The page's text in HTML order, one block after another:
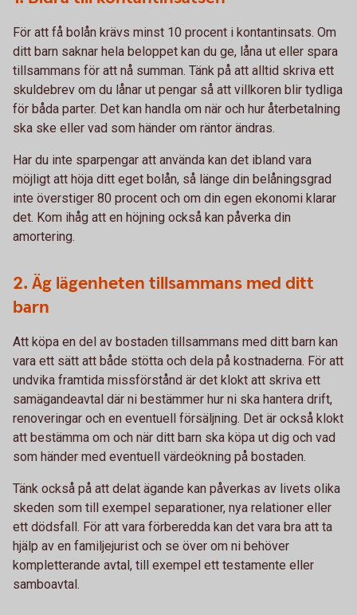
För att få bolån krävs minst 10 procent i kontantinsats. Om
ditt barn saknar hela beloppet kan du ge, låna ut eller spara
tillsammans för att nå summan. Tänk på att alltid skriva ett
skuldebrev om du lånar ut pengar så att villkoren blir tydliga
för båda parter. Det kan handla om när och hur återbetalning
ska ske eller vad som händer om räntor ändras.
Har du inte sparpengar att använda kan det ibland vara
möjligt att höja ditt eget bolån, så länge din belåningsgrad
inte överstiger 80 procent och om din egen ekonomi klarar
det. Kom ihåg att en höjning också kan påverka din
amortering.
2. Äg lägenheten tillsammans med ditt
barn
Att köpa en del av bostaden tillsammans med ditt barn kan
vara ett sätt att både stötta och dela på kostnaderna. För att
undvika framtida missförstånd är det klokt att skriva ett
samägandeavtal där ni bestämmer hur ni ska hantera drift,
renoveringar och en eventuell försäljning. Det är också klokt
att bestämma om och när ditt barn ska köpa ut dig och vad
som händer med eventuell värdeökning på bostaden.
Tänk också på att delat ägande kan påverkas av livets olika
skeden som till exempel separationer, nya relationer eller
ett dödsfall. För att vara förberedda kan det vara bra att ta
hjälp av en familjejurist och se över om ni behöver
kompletterande avtal, till exempel ett testamente eller
samboavtal.